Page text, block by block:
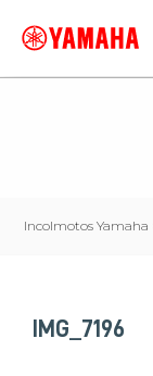
Incolmotos Yamaha
IMG_7196